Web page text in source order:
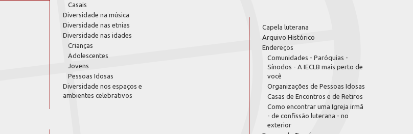
Casais
Diversidade na música
Diversidade nas etnias
Diversidade nas idades
Crianças
Adolescentes
Jovens
Pessoas Idosas
Diversidade nos espaços e
ambientes celebrativos
Capela luterana
Arquivo Histórico
Endereços
Comunidades - Paróquias -
Sínodos - A IECLB mais perto de
você
Organizações de Pessoas Idosas
Casas de Encontros e de Retiros
Como encontrar uma Igreja irmã
- de confissão luterana - no
exterior